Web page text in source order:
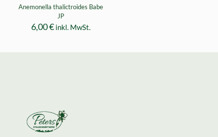
Anemonella thalictroides Babe
JP
6,00€ inkl. MwSt.